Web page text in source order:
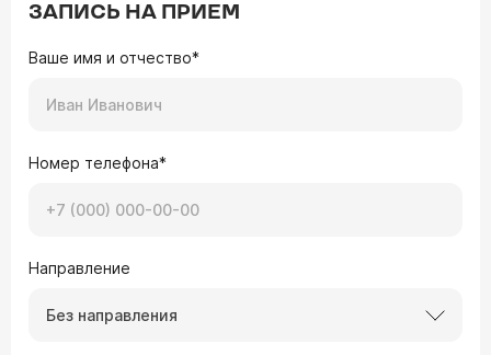
ЗАПИСЬ НА ПРИЕМ
Ваше имя и отчество*
Номер телефона*
Направление
Без направления